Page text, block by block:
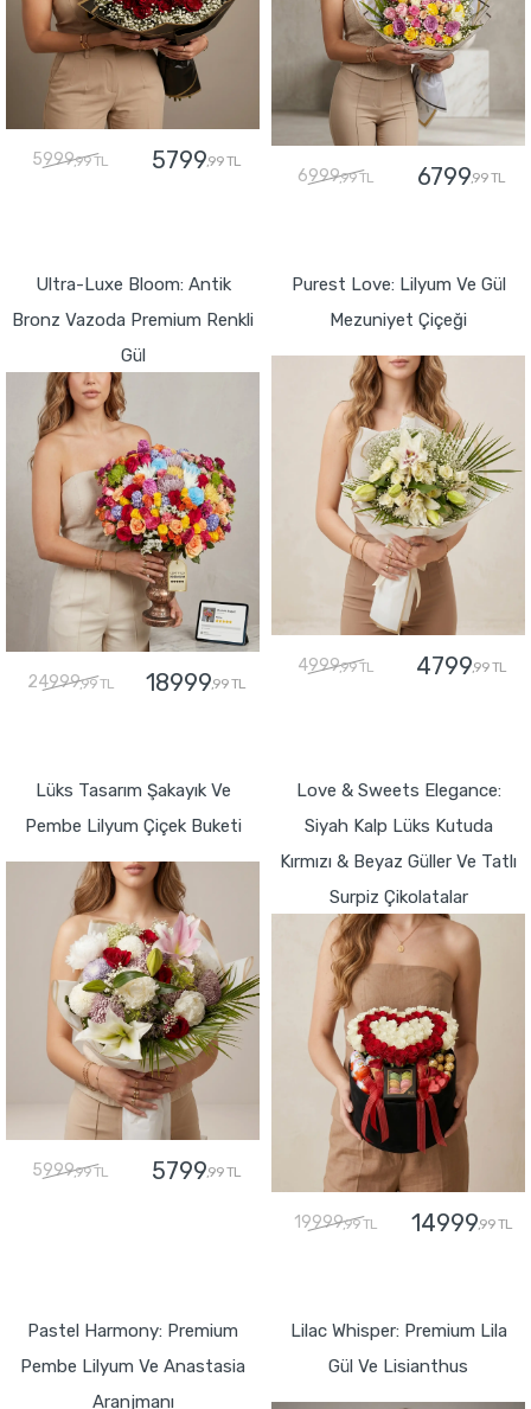
5999,99 TL 5799,99 TL
6999,99 TL 6799,99 TL
Ultra-Luxe Bloom: Antik
Bronz Vazoda Premium Renkli
Gül
24999,99 TL 18999,99 TL
Purest Love: Lilyum Ve Gül
Mezuniyet Çiçeği
4999,99 TL 4799,99 TL
Lüks Tasarım Şakayık Ve
Pembe Lilyum Çiçek Buketi
5999,99 TL 5799,99 TL
Love & Sweets Elegance:
Siyah Kalp Lüks Kutuda
Kırmızı & Beyaz Güller Ve Tatlı
Surpiz Çikolatalar
19999,99 TL 14999,99 TL
Pastel Harmony: Premium
Pembe Lilyum Ve Anastasia
Aranjmanı
Lilac Whisper: Premium Lila
Gül Ve Lisianthus